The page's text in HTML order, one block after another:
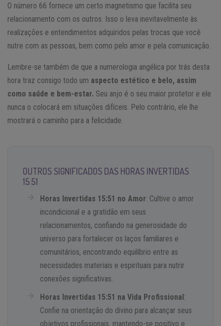
O número 66 fornece um certo magnetismo que facilita seu
relacionamento com os outros. Isso o leva inevitavelmente às
realizações e entendimentos adquiridos pelas trocas que você
nutre com as pessoas, bem como pelo amor e pela comunicação.
Lembre-se também de que a numerologia angélica por trás desta
hora traz consigo todo um aspecto estético e belo, assim
como saúde e bem-estar. Seu anjo é o seu maior protetor e ele
nunca o colocará em situações difíceis. Pelo contrário, ele lhe
mostrará o caminho para a felicidade.
OUTROS SIGNIFICADOS DAS HORAS INVERTIDAS
15:51
Horas Invertidas 15:51 no Amor: Cultive o amor
incondicional e a gratidão em seus
relacionamentos, confiando na generosidade do
universo para fortalecer os laços familiares e
comunitários, encontrando equilíbrio entre as
necessidades materiais e espirituais para nutrir
conexões significativas.
Horas Invertidas 15:51 na Vida Profissional:
Confie na orientação do divino para alcançar seus
objetivos profissionais, mantendo-se positivo e